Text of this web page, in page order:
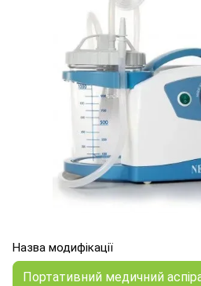
Назва модифікації
Портативний медичний